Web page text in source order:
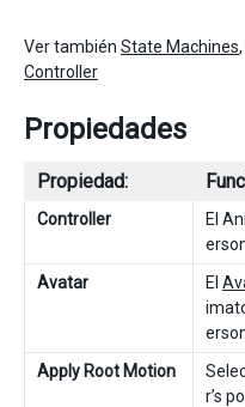
Ver también State Machines,
Controller
Propiedades
Propiedad:
Controller
El
Avatar
El
Apply Root Motion
r’s